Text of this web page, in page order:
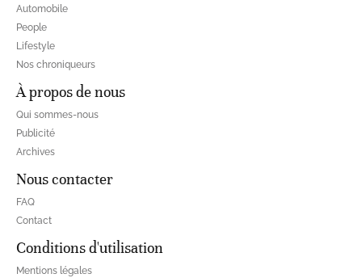
Automobile
People
Lifestyle
Nos chroniqueurs
À propos de nous
Qui sommes-nous
Publicité
Archives
Nous contacter
FAQ
Contact
Conditions d'utilisation
Mentions légales